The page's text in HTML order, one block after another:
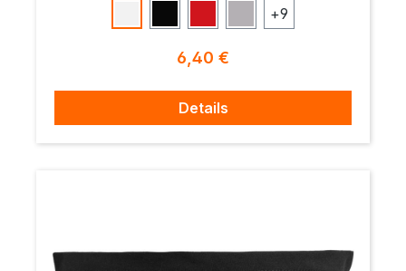
Weiß Schwarz
Rot Grau Meliert
+9
Regulärer Preis:
6,40 €
Details